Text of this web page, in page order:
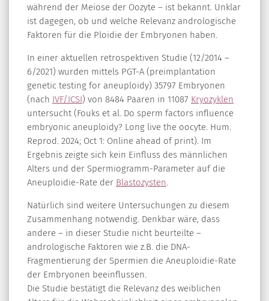
während der Meiose der Oozyte – ist bekannt. Unklar
ist dagegen, ob und welche Relevanz andrologische
Faktoren für die Ploidie der Embryonen haben.
In einer aktuellen retrospektiven Studie (12/2014 –
6/2021) wurden mittels PGT-A (preimplantation
genetic testing for aneuploidy) 35797 Embryonen
(nach IVF/ICSI) von 8484 Paaren in 11087 Kryozyklen
untersucht (Fouks et al. Do sperm factors influence
embryonic aneuploidy? Long live the oocyte. Hum.
Reprod. 2024; Oct 1: Online ahead of print). Im
Ergebnis zeigte sich kein Einfluss des männlichen
Alters und der Spermiogramm-Parameter auf die
Aneuploidie-Rate der Blastozysten.
Natürlich sind weitere Untersuchungen zu diesem
Zusammenhang notwendig. Denkbar wäre, dass
andere – in dieser Studie nicht beurteilte –
andrologische Faktoren wie z.B. die DNA-
Fragmentierung der Spermien die Aneuploidie-Rate
der Embryonen beeinflussen.
Die Studie bestätigt die Relevanz des weiblichen